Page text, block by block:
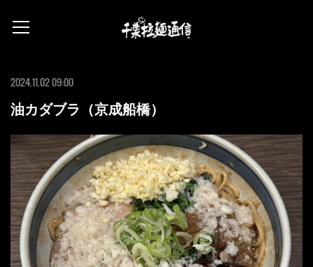
2024.11.02 09:00
油カダブラ（京成船橋）